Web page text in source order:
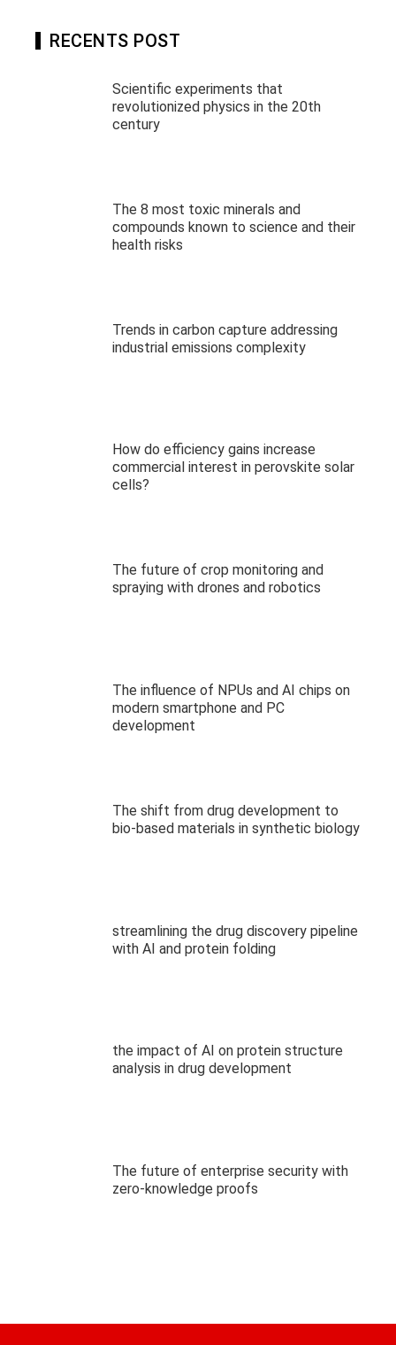
RECENTS POST
Scientific experiments that
revolutionized physics in the 20th
century
The 8 most toxic minerals and
compounds known to science and their
health risks
Trends in carbon capture addressing
industrial emissions complexity
How do efficiency gains increase
commercial interest in perovskite solar
cells?
The future of crop monitoring and
spraying with drones and robotics
The influence of NPUs and AI chips on
modern smartphone and PC
development
The shift from drug development to
bio-based materials in synthetic biology
streamlining the drug discovery pipeline
with AI and protein folding
the impact of AI on protein structure
analysis in drug development
The future of enterprise security with
zero-knowledge proofs